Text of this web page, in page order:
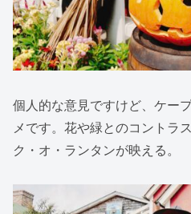
個人的な意見ですけど、ケー
メです。花や緑とのコントラ
ク・オ・ランタンが映える。